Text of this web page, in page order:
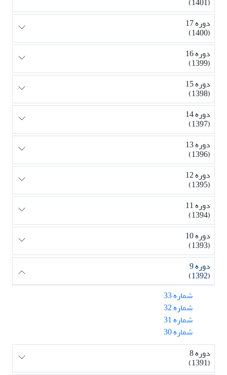
دوره 17
(1400)
دوره 16
(1399)
دوره 15
(1398)
دوره 14
(1397)
دوره 13
(1396)
دوره 12
(1395)
دوره 11
(1394)
دوره 10
(1393)
دوره 9
(1392)
شماره 33
شماره 32
شماره 31
شماره 30
دوره 8
(1391)